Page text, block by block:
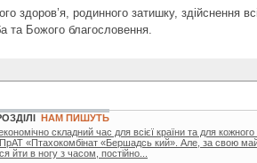
здоров’я, родинного затишку, здійснення
та Божого благословення.
НАМ ПИШУТЬ
складний час для всієї країни та для
ПрАТ «Птахокомбінат «Бершадсь кий». Але, за свою
йти в ногу з часом, постійно...